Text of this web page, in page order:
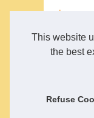
This website
the best
Refuse
Les
Sur le